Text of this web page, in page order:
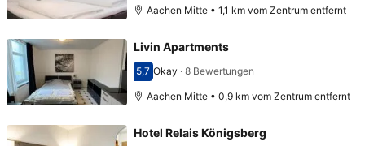
Aachen Mitte • 1,1 km vom Zentrum entfernt
Livin Apartments
Bewertet mit 5,7
5,7 Okay · 8 Bewertungen
Aachen Mitte • 0,9 km vom Zentrum entfernt
Hotel Relais Königsberg